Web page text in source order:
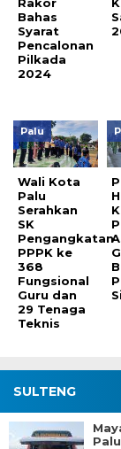
Bahas
Syarat
Pencalonan
Pilkada
2024
Palu
Wali Kota
Palu
Serahkan
SK
Pengangkatan
PPPK ke
368
Fungsional
Guru dan
29 Tenaga
Teknis
SULTENG